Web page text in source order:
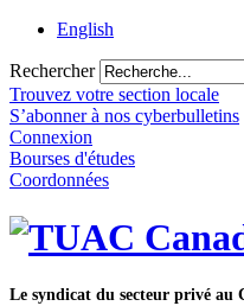
English
Rechercher
Trouvez votre section locale
S’abonner à nos cyberbulletins
Connexion
Bourses d'études
Coordonnées
Le syndicat du secteur privé au